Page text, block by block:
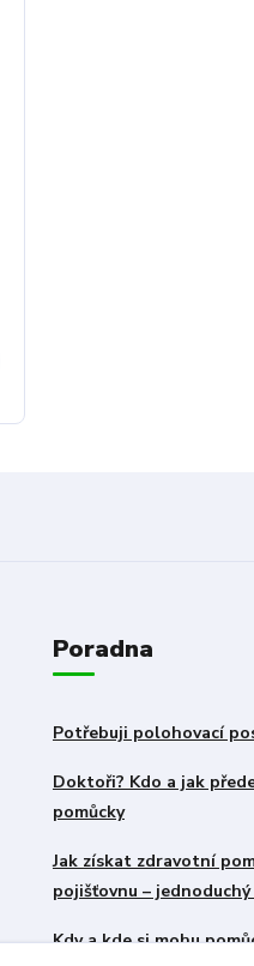
Poradna
Potřebuji polohovací
Doktoři? Kdo a jak
pomůcky
Jak získat zdravotní
pojišťovnu –
Kdy a kde si mohu